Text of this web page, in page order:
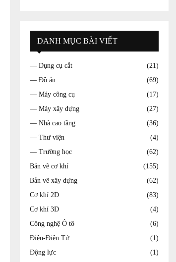
DANH MỤC BÀI VIẾT
— Dụng cụ cắt
(21)
— Đồ án
(69)
— Máy công cụ
(17)
— Máy xây dựng
(27)
— Nhà cao tầng
(36)
— Thư viện
(4)
— Trường học
(62)
Bản vẽ cơ khí
(155)
Bản vẽ xây dựng
(62)
Cơ khí 2D
(83)
Cơ khí 3D
(4)
Công nghệ Ô tô
(6)
Điện-Điện Tử
(1)
Động lực
(1)